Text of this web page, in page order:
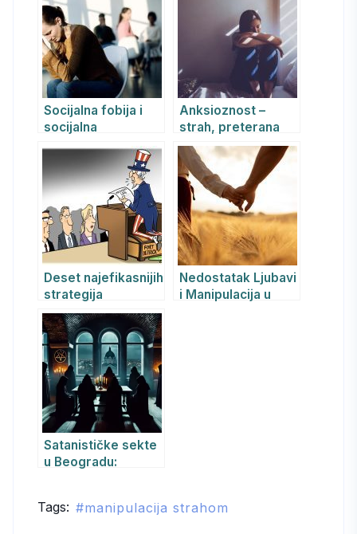
tehnologije
Socijalna fobija i
socijalna
Anksioznost –
strah, preterana
briga i
uznemirenost
Deset najefikasnijih
strategija
manipulacije
ljudima
Nedostatak Ljubavi
i Manipulacija u
Satanističke sekte
u Beogradu:
aspekti
Tags: manipulacija strahom